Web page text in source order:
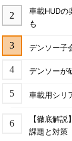
車載HUDの
も
デンソー子
デンソーが
車載用シリ
【徹底解
課題と対策